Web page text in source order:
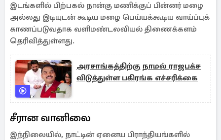
இடங்களில் பிற்பகல் நான்கு மணிக்குப் பின்னர் மழை
அல்லது இடியுடன் கூடிய மழை பெய்யக்கூடிய வாய்ப்புக்
காணப்படுவதாக வளிமண்டலவியல் திணைக்களம்
தெரிவித்துள்ளது.
அரசாங்கத்திற்கு நாமல் ராஜபக்ச
விடுத்துள்ள பகிரங்க எச்சரிக்கை
சீரான வானிலை
இந்நிலையில், நாட்டின் ஏனைய பிராந்தியங்களில்